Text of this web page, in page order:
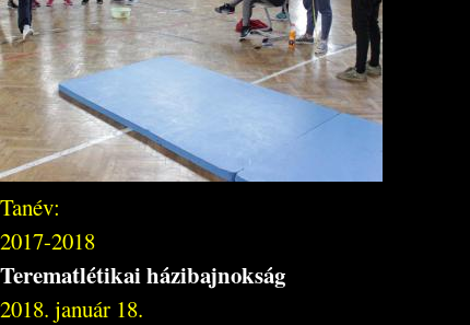
Tanév:
2017-2018
Terematlétikai házibajnokság
2018. január 18.